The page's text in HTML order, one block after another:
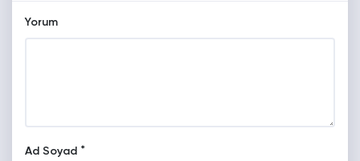
Yorum
Ad Soyad *